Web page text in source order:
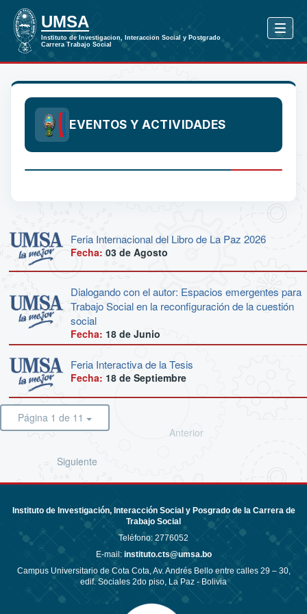
EVENTOS Y ACTIVIDADES
Feria Internacional del Libro de La Paz 2026
Fecha: 03 de Agosto
Dialogando con el autor: Espacios emergentes para
Trabajo Social en la reconfiguración de la cuestión
social
Fecha: 18 de Junio
Feria Interactiva de la Tesis
Fecha: 18 de Septiembre
Página 1 de 11
Anterior
Siguiente
Instituto de Investigación, Interacción Social y Posgrado de la Carrera de
Trabajo Social
Teléfono: 2776052
E-mail: instituto.cts@umsa.bo
Campus Universitario de Cota Cota, Av. Andrés Bello entre calles 29 – 30,
edif. Sociales 2do piso, La Paz - Bolivia